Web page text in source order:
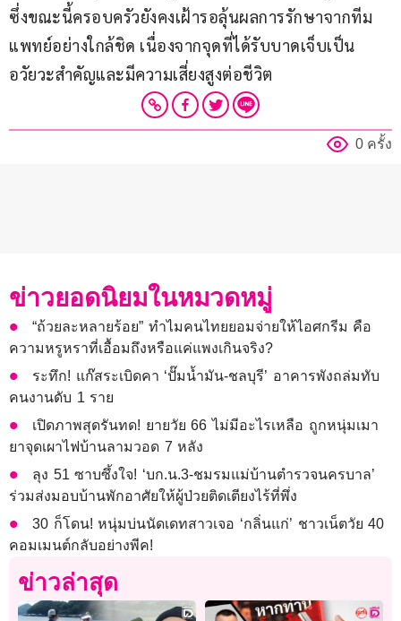
ซึ่งขณะนี้ครอบครัวยังคงเฝ้ารอลุ้นผลการรักษาจากทีม
แพทย์อย่างใกล้ชิด เนื่องจากจุดที่ได้รับบาดเจ็บเป็น
อวัยวะสำคัญและมีความเสี่ยงสูงต่อชีวิต
0 ครั้ง
ข่าวยอดนิยมในหมวดหมู่
“ถ้วยละหลายร้อย” ทำไมคนไทยยอมจ่ายให้ไอศกรีม คือ
ความหรูหราที่เอื้อมถึงหรือแค่แพงเกินจริง?
ระทึก! แก๊สระเบิดคา ‘ปั๊มน้ำมัน-ชลบุรี’ อาคารพังถล่มทับ
คนงานดับ 1 ราย
เปิดภาพสุดรันทด! ยายวัย 66 ไม่มีอะไรเหลือ ถูกหนุ่มเมา
ยาจุดเผาไฟบ้านลามวอด 7 หลัง
ลุง 51 ซาบซึ้งใจ! ‘บก.น.3-ชมรมแม่บ้านตำรวจนครบาล’
ร่วมส่งมอบบ้านพักอาศัยให้ผู้ป่วยติดเตียงไร้ที่พึ่ง
30 ก็โดน! หนุ่มบ่นนัดเดทสาวเจอ ‘กลิ่นแก่’ ชาวเน็ตวัย 40
คอมเมนต์กลับอย่างพีค!
ข่าวล่าสุด